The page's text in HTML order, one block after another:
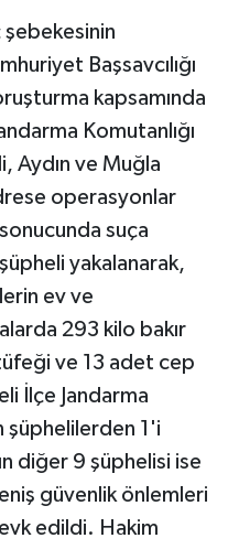
Başsavcılığı
kapsamında
Komutanlığı
Aydın ve Muğla
operasyonlar
suça
yakalanarak,
ev ve
293 kilo bakır
ve 13 adet cep
İlçe Jandarma
şüphelilerden 1'i
diğer 9 şüphelisi ise
güvenlik önlemleri
edildi. Hakim